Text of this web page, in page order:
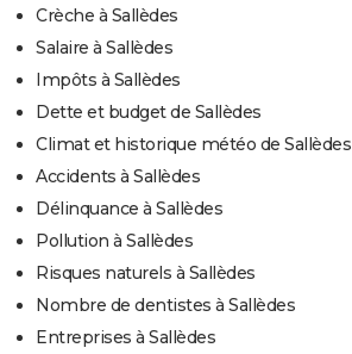
Crèche à Sallèdes
Salaire à Sallèdes
Impôts à Sallèdes
Dette et budget de Sallèdes
Climat et historique météo de Sallèdes
Accidents à Sallèdes
Délinquance à Sallèdes
Pollution à Sallèdes
Risques naturels à Sallèdes
Nombre de dentistes à Sallèdes
Entreprises à Sallèdes